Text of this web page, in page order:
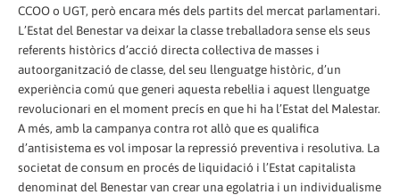
CCOO o UGT, però encara més dels partits del mercat parlamentari.
L’Estat del Benestar va deixar la classe treballadora sense els seus
referents històrics d’acció directa col·lectiva de masses i
autoorganització de classe, del seu llenguatge històric, d’un
experiència comú que generi aquesta rebel·lia i aquest llenguatge
revolucionari en el moment precís en que hi ha l’Estat del Malestar.
A més, amb la campanya contra rot allò que es qualifica
d’antisistema es vol imposar la repressió preventiva i resolutiva. La
societat de consum en procés de liquidació i l’Estat capitalista
denominat del Benestar van crear una egolatria i un individualisme